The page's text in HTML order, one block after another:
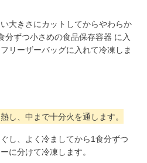
大きさにカットしてからやわらか
分ずつ小さめの食品保存容器 に入
リーザーバッグに入れて冷凍しま
し、中まで十分火を通します。
し、よく冷ましてから1食分ずつ
に分けて冷凍します。